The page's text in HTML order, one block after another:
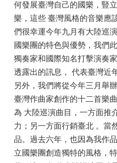
何發展臺灣自己的國樂，豎
樂，這些 臺灣風格的音樂應
們很幸運今年九月有大陸巡
國樂團的特色與優勢，我們
獨奏家和國際知名打擊演奏
透露出的訊息， 代表臺灣近
另外，我們將從今年三月舉
臺灣作曲家創作的十二首樂
為 大陸巡演曲目，一方面推
力；另一方面行銷臺北 。當
品。過去六年，也因為我作
立國樂團創造獨特的風格，